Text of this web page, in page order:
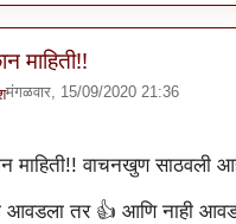
माहिती!!
मंगळवार, 15/09/2020 21:36
माहिती!! वाचनखुण साठवली
आवडला तर 👍 आणि नाही